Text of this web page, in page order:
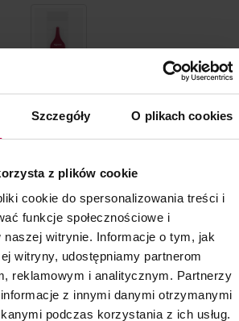
Szczegóły O plikach cookies
z plików cookie
cookie do spersonalizowania treści i
funkcje społecznościowe i
naszej witrynie. Informacje o tym, jak
witryny, udostępniamy partnerom
reklamowym i analitycznym. Partnerzy
z innymi danymi otrzymanymi
podczas korzystania z ich usług.
o dostępności
pod wskazany adres
w 24 godziny
dla zamówień od 250 zł